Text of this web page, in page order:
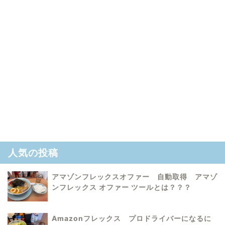
人気の投稿
アマゾンフレックスオファー 自動取得 アマゾ
ンフレックス オファー ツールとは？？？
Amazonフレックス プロドライバーになるに